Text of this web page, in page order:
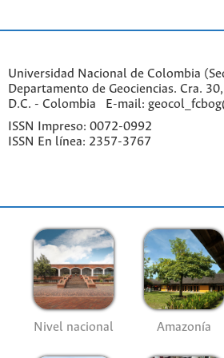
Universidad Nacional de Colombia
Departamento de Geociencias. Cra.
D.C. - Colombia E-mail:
ISSN Impreso: 0072-0992
ISSN En línea: 2357-3767
Nivel nacional Amazonía